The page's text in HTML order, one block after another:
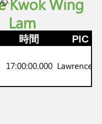
Kwok Wing
Lam
時間 PIC
17:00:00.000 Lawrence Lo